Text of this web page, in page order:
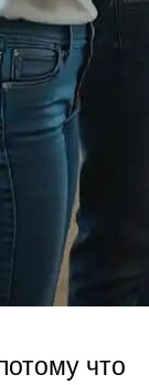
что